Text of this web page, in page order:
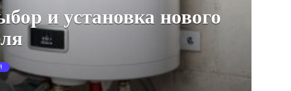
и установка нового